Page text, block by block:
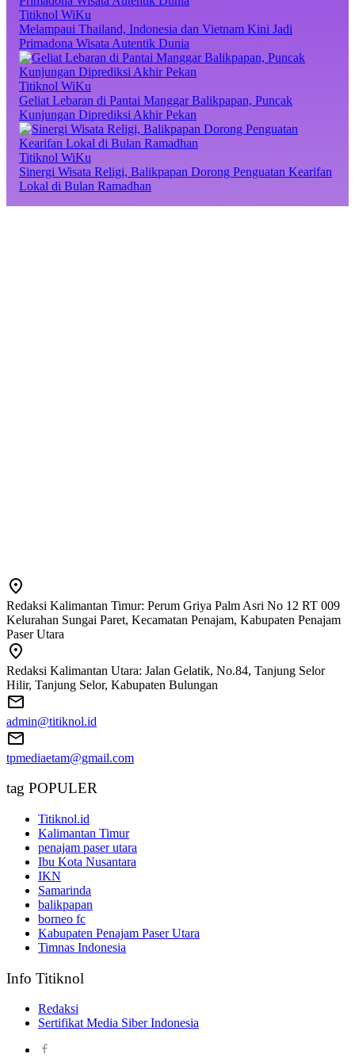
Titiknol WiKu
Melampaui Thailand, Indonesia dan Vietnam Kini Jadi
Primadona Wisata Autentik Dunia
Titiknol WiKu
Geliat Lebaran di Pantai Manggar Balikpapan, Puncak
Kunjungan Diprediksi Akhir Pekan
Titiknol WiKu
Sinergi Wisata Religi, Balikpapan Dorong Penguatan Kearifan
Lokal di Bulan Ramadhan
Redaksi Kalimantan Timur: Perum Griya Palm Asri No 12 RT 009
Kelurahan Sungai Paret, Kecamatan Penajam, Kabupaten Penajam
Paser Utara
Redaksi Kalimantan Utara: Jalan Gelatik, No.84, Tanjung Selor
Hilir, Tanjung Selor, Kabupaten Bulungan
admin@titiknol.id
tpmediaetam@gmail.com
tag POPULER
Titiknol.id
Kalimantan Timur
penajam paser utara
Ibu Kota Nusantara
IKN
Samarinda
balikpapan
borneo fc
Kabupaten Penajam Paser Utara
Timnas Indonesia
Info Titiknol
Redaksi
Sertifikat Media Siber Indonesia